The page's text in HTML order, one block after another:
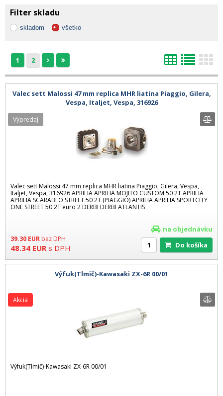
Filter skladu
skladom všetko
1 2
Valec sett Malossi 47 mm replica MHR liatina Piaggio, Gilera,
Vespa, Italjet, Vespa, 316926
Valec sett Malossi 47 mm replica MHR liatina Piaggio, Gilera, Vespa,
Italjet, Vespa, 316926 APRILIA APRILIA MOJITO CUSTOM 50 2T APRILIA
APRILIA SCARABEO STREET 50 2T (PIAGGIO) APRILIA APRILIA SPORTCITY
ONE STREET 50 2T euro 2 DERBI DERBI ATLANTIS
39.30 EUR bez DPH
48.34 EUR s DPH
Výpredaj
na objednávku
Do košíka
Výfuk(Tlmič)-Kawasaki ZX-6R 00/01
Výfuk(Tlmič)-Kawasaki ZX-6R 00/01
Akcia